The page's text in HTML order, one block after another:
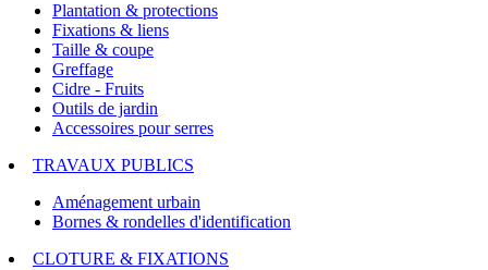
Plantation & protections
Fixations & liens
Taille & coupe
Greffage
Cidre - Fruits
Outils de jardin
Accessoires pour serres
TRAVAUX PUBLICS
Aménagement urbain
Bornes & rondelles d'identification
CLOTURE & FIXATIONS